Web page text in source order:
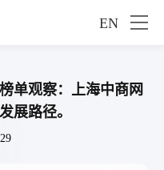
EN
单观察：上海中商网
展路径。